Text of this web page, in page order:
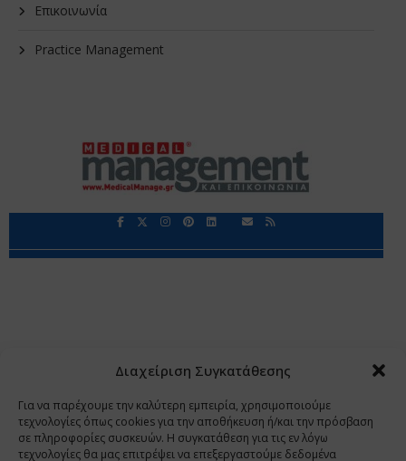
Διαχείριση Συγκατάθεσης
Για να παρέχουμε την καλύτερη εμπειρία, χρησιμοποιούμε
τεχνολογίες όπως cookies για την αποθήκευση ή/και την πρόσβαση
σε πληροφορίες συσκευών. Η συγκατάθεση για τις εν λόγω
τεχνολογίες θα μας επιτρέψει να επεξεργαστούμε δεδομένα
Επικοινωνία
Practice Management
Copyright 2009 - 2026 © Χαραμή Α.Ε.